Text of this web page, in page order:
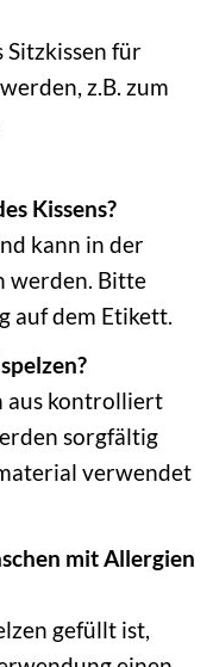
Sitzkissen für
z.B. zum
Kissens?
kann in der
werden. Bitte
auf dem Etikett.
aus kontrolliert
sorgfältig
verwendet
mit Allergien
gefüllt ist,